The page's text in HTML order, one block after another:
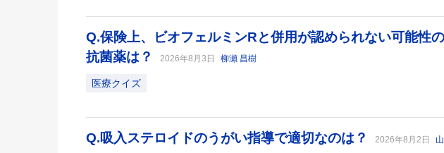
Q.保険上、ビオフェルミンRと併用が認められない可能性
抗菌薬は？
2026年8月3日 柳瀬 昌樹
医療クイズ
Q.吸入ステロイドのうがい指導で適切なのは？ 2026年8月2日